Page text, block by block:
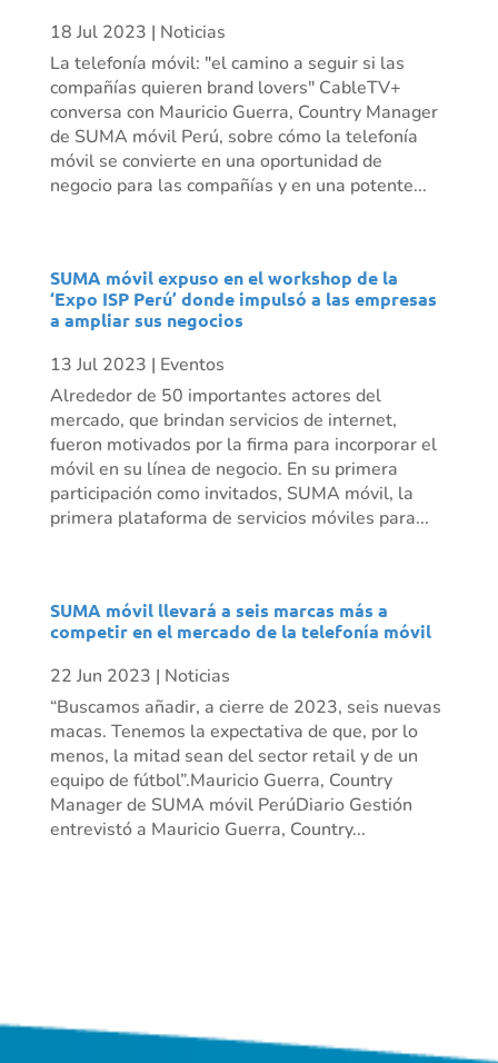
18 Jul 2023 | Noticias
La telefonía móvil: "el camino a seguir si las
compañías quieren brand lovers" CableTV+
conversa con Mauricio Guerra, Country Manager
de SUMA móvil Perú, sobre cómo la telefonía
móvil se convierte en una oportunidad de
negocio para las compañías y en una potente...
SUMA móvil expuso en el workshop de la
‘Expo ISP Perú’ donde impulsó a las empresas
a ampliar sus negocios
13 Jul 2023 | Eventos
Alrededor de 50 importantes actores del
mercado, que brindan servicios de internet,
fueron motivados por la firma para incorporar el
móvil en su línea de negocio. En su primera
participación como invitados, SUMA móvil, la
primera plataforma de servicios móviles para...
SUMA móvil llevará a seis marcas más a
competir en el mercado de la telefonía móvil
22 Jun 2023 | Noticias
“Buscamos añadir, a cierre de 2023, seis nuevas
macas. Tenemos la expectativa de que, por lo
menos, la mitad sean del sector retail y de un
equipo de fútbol”.Mauricio Guerra, Country
Manager de SUMA móvil PerúDiario Gestión
entrevistó a Mauricio Guerra, Country...